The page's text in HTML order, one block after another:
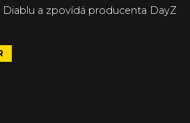
Diablu a zpovídá producenta DayZ